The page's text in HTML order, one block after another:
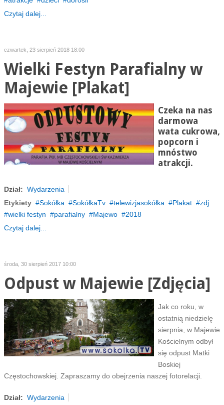
Czytaj dalej...
czwartek, 23 sierpień 2018 18:00
Wielki Festyn Parafialny w
Majewie [Plakat]
Czeka na nas
darmowa
wata cukrowa,
popcorn i
mnóstwo
atrakcji.
Dział: Wydarzenia
Etykiety
Sokółka SokółkaTv telewizjasokółka Plakat
zdj
wielki festyn
parafialny Majewo
2018
Czytaj dalej...
środa, 30 sierpień 2017 10:00
Odpust w Majewie [Zdjęcia]
Jak co roku, w
ostatnią niedzielę
sierpnia, w Majewie
Kościelnym odbył
się odpust Matki
Boskiej
Częstochowskiej. Zapraszamy do obejrzenia naszej fotorelacji.
Dział: Wydarzenia